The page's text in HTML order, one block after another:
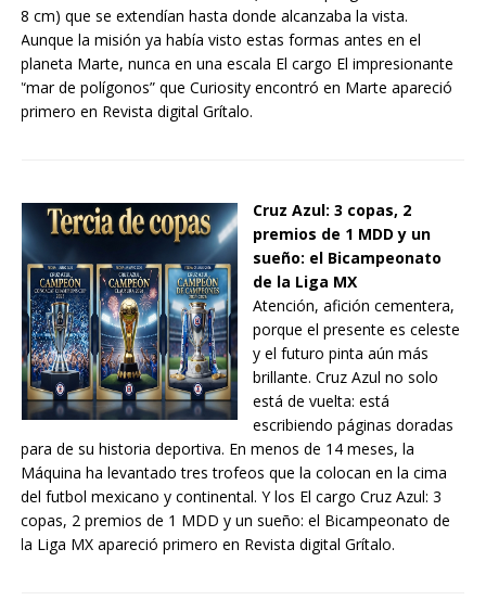
8 cm) que se extendían hasta donde alcanzaba la vista.
Aunque la misión ya había visto estas formas antes en el
planeta Marte, nunca en una escala El cargo El impresionante
“mar de polígonos” que Curiosity encontró en Marte apareció
primero en Revista digital Grítalo.
Cruz Azul: 3 copas, 2
premios de 1 MDD y un
sueño: el Bicampeonato
de la Liga MX
Atención, afición cementera,
porque el presente es celeste
y el futuro pinta aún más
brillante. Cruz Azul no solo
está de vuelta: está
escribiendo páginas doradas
para de su historia deportiva. En menos de 14 meses, la
Máquina ha levantado tres trofeos que la colocan en la cima
del futbol mexicano y continental. Y los El cargo Cruz Azul: 3
copas, 2 premios de 1 MDD y un sueño: el Bicampeonato de
la Liga MX apareció primero en Revista digital Grítalo.